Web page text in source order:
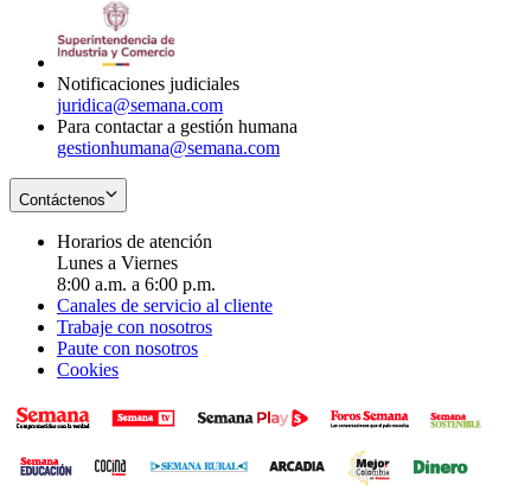
Notificaciones judiciales
juridica@semana.com
Para contactar a gestión humana
gestionhumana@semana.com
Contáctenos
Horarios de atención
Lunes a Viernes
8:00 a.m. a 6:00 p.m.
Canales de servicio al cliente
Trabaje con nosotros
Paute con nosotros
Cookies